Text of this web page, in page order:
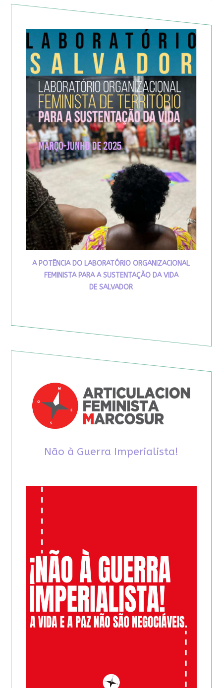
A POTÊNCIA DO LABORATÓRIO ORGANIZACIONAL
FEMINISTA PARA A SUSTENTAÇÃO DA VIDA
DE SALVADOR
Não à Guerra Imperialista!